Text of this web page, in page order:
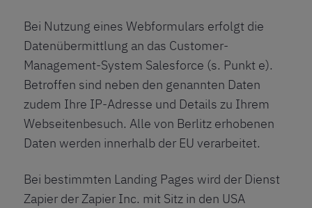
Bei Nutzung eines Webformulars erfolgt die
Datenübermittlung an das Customer-
Management-System Salesforce (s. Punkt e).
Betroffen sind neben den genannten Daten
zudem Ihre IP-Adresse und Details zu Ihrem
Webseitenbesuch. Alle von Berlitz erhobenen
Daten werden innerhalb der EU verarbeitet.
Bei bestimmten Landing Pages wird der Dienst
Zapier der Zapier Inc. mit Sitz in den USA